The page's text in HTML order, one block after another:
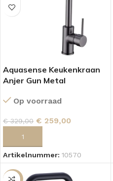
Aquasense Keukenkraan
Anjer Gun Metal
Op voorraad
€329,00 € 259,00
Artikelnummer: 10570
-21%